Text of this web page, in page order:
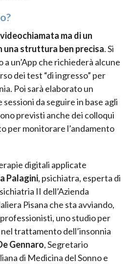
ma di un
una struttura ben precisa. Si
a un’App che richiederà alcune
dei test “di ingresso” per
Poi sarà elaborato un
da seguire in base agli
previsti anche dei colloqui
per monitorare l’andamento
digitali applicate
Palagini, psichiatra, esperta di
II dell’Azienda
Pisana che sta avviando,
uno studio per
trattamento dell’insonnia
Gennaro, Segretario
di Medicina del Sonno e